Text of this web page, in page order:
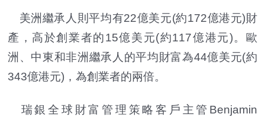
美洲繼承人則平均有22億美元(約172億港元)財
產，高於創業者的15億美元(約117億港元)。歐
洲、中東和非洲繼承人的平均財富為44億美元(約
343億港元)，為創業者的兩倍。
瑞銀全球財富管理策略客戶主管Benjamin